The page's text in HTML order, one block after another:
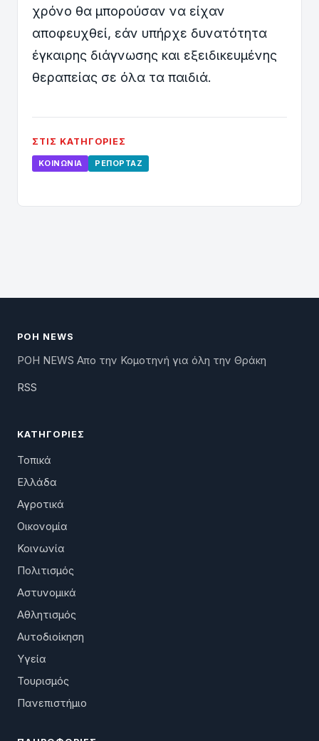
χρόνο θα μπορούσαν να είχαν
αποφευχθεί, εάν υπήρχε δυνατότητα
έγκαιρης διάγνωσης και εξειδικευμένης
θεραπείας σε όλα τα παιδιά.
ΣΤΙΣ ΚΑΤΗΓΟΡΊΕΣ
ΚΟΙΝΩΝΊΑ ΡΕΠΟΡΤΆΖ
ΡΟΗ NEWS
ΡΟΗ NEWS Απο την Κομοτηνή για όλη την Θράκη
RSS
ΚΑΤΗΓΟΡΊΕΣ
Τοπικά
Ελλάδα
Αγροτικά
Οικονομία
Κοινωνία
Πολιτισμός
Αστυνομικά
Αθλητισμός
Αυτοδιοίκηση
Υγεία
Τουρισμός
Πανεπιστήμιο